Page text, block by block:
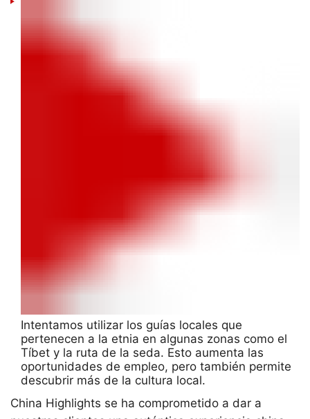
Intentamos utilizar los guías locales que
pertenecen a la etnia en algunas zonas como el
Tíbet y la ruta de la seda. Esto aumenta las
oportunidades de empleo, pero también permite
descubrir más de la cultura local.
China Highlights se ha comprometido a dar a